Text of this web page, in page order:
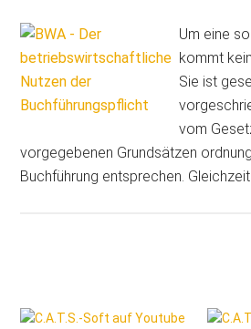
ab
Um eine
kommt
Sie ist
vom
vorgegebenen Grundsätzen
Buchführung entsprechen.
Seitenspalte